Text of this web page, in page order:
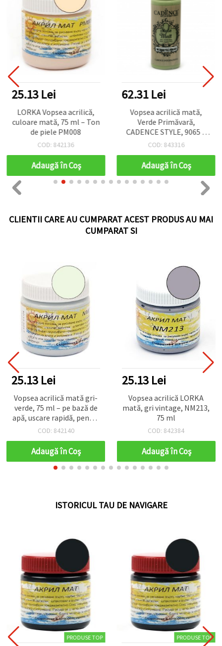
25.13 Lei
LORKA Vopsea acrilică,
culoare mată, 75 ml – Ton
de piele PM008
COD: 842136
Adaugă în Coş
62.31 Lei
Vopsea acrilică mată,
Verde Primăvară,
CADENCE STYLE, 9065 –
120 ml | Pe bază de apă,
suprafețe pentru hobby,
craft, pânză, lemn și
proiecte DIY & handmade
COD: 843316
Adaugă în Coş
CLIENTII CARE AU CUMPARAT ACEST PRODUS AU MAI
CUMPARAT SI
25.13 Lei
Vopsea acrilică mată gri-
verde, 75 ml – pe bază de
apă, uscare rapidă, pentru
pânză, lemn, hârtie și
COD: 842140
Adaugă în Coş
25.13 Lei
Vopsea acrilică LORKA
mată, gri vintage, NM213,
75 ml
COD: 842384
Adaugă în Coş
ISTORICUL TAU DE NAVIGARE
PRODUSE TOP PRODUSE TOP